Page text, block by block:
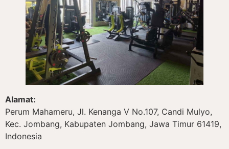
Alamat:
Perum Mahameru, Jl. Kenanga V No.107, Candi Mulyo,
Kec. Jombang, Kabupaten Jombang, Jawa Timur 61419,
Indonesia